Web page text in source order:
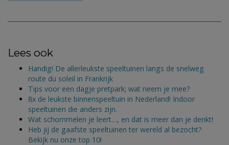
Lees ook
Handig! De allerleukste speeltuinen langs de snelweg
route du soleil in Frankrijk
Tips voor een dagje pretpark; wat neem je mee?
8x de leukste binnenspeeltuin in Nederland! Indoor
speeltuinen die anders zijn.
Wat schommelen je leert…, en dat is meer dan je denkt!
Heb jij de gaafste speeltuinen ter wereld al bezocht?
Bekijk nu onze top 10!